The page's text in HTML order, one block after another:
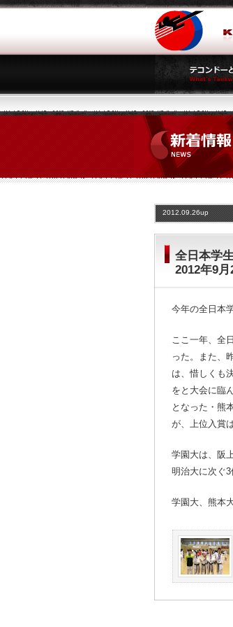
2012.09.26up
全日本学
2012年9
今年の全日本
ここ一年、全
った。また、
は、惜しくも
をと大会に臨
となった・熊
が、上位入賞
学園大は、阪
明治大に次ぐ3
学園大、熊本